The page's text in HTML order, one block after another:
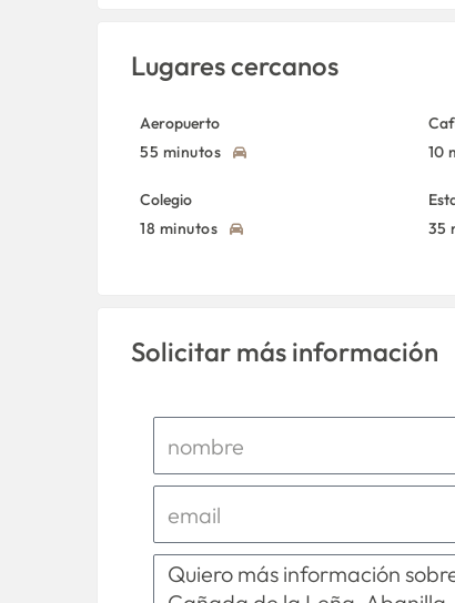
Lugares cercanos
Aeropuerto
55 minutos
10
Colegio
18 minutos
35
Solicitar más información